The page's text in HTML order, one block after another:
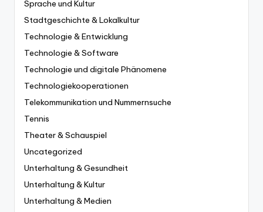
Sprache und Kultur
Stadtgeschichte & Lokalkultur
Technologie & Entwicklung
Technologie & Software
Technologie und digitale Phänomene
Technologiekooperationen
Telekommunikation und Nummernsuche
Tennis
Theater & Schauspiel
Uncategorized
Unterhaltung & Gesundheit
Unterhaltung & Kultur
Unterhaltung & Medien